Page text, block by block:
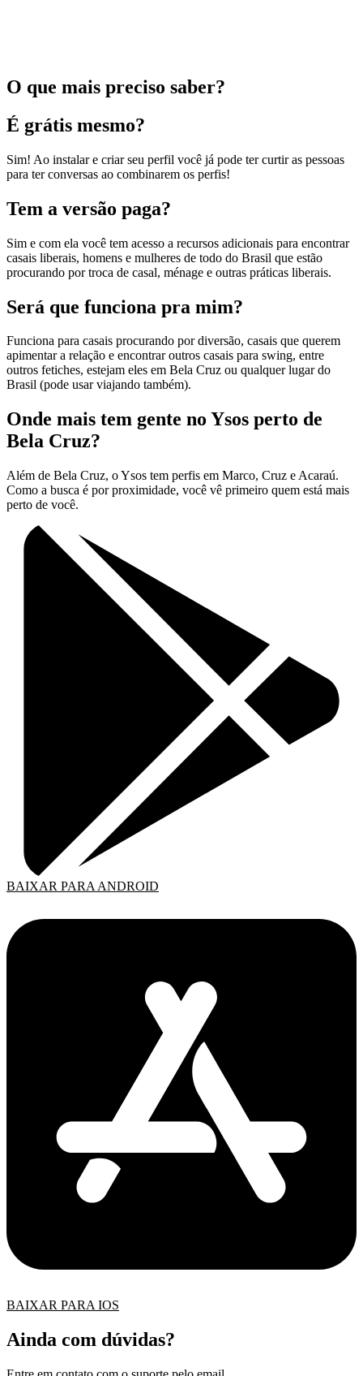
O que mais preciso saber?
É grátis mesmo?
Sim! Ao instalar e criar seu perfil você já pode ter curtir as pessoas
para ter conversas ao combinarem os perfis!
Tem a versão paga?
Sim e com ela você tem acesso a recursos adicionais para encontrar
casais liberais, homens e mulheres de todo do Brasil que estão
procurando por troca de casal, ménage e outras práticas liberais.
Será que funciona pra mim?
Funciona para casais procurando por diversão, casais que querem
apimentar a relação e encontrar outros casais para swing, entre
outros fetiches, estejam eles em Bela Cruz ou qualquer lugar do
Brasil (pode usar viajando também).
Onde mais tem gente no Ysos perto de
Bela Cruz?
Além de Bela Cruz, o Ysos tem perfis em Marco, Cruz e Acaraú.
Como a busca é por proximidade, você vê primeiro quem está mais
perto de você.
BAIXAR PARA ANDROID
BAIXAR PARA IOS
Ainda com dúvidas?